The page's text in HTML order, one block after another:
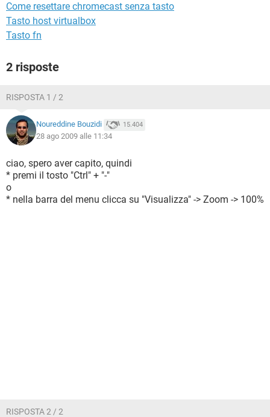
Come resettare chromecast senza tasto
Tasto host virtualbox
Tasto fn
2 risposte
RISPOSTA 1 / 2
Noureddine Bouzidi 15.404
28 ago 2009 alle 11:34
ciao, spero aver capito, quindi
* premi il tosto "Ctrl" + "-"
o
* nella barra del menu clicca su "Visualizza" -> Zoom -> 100%
RISPOSTA 2 / 2